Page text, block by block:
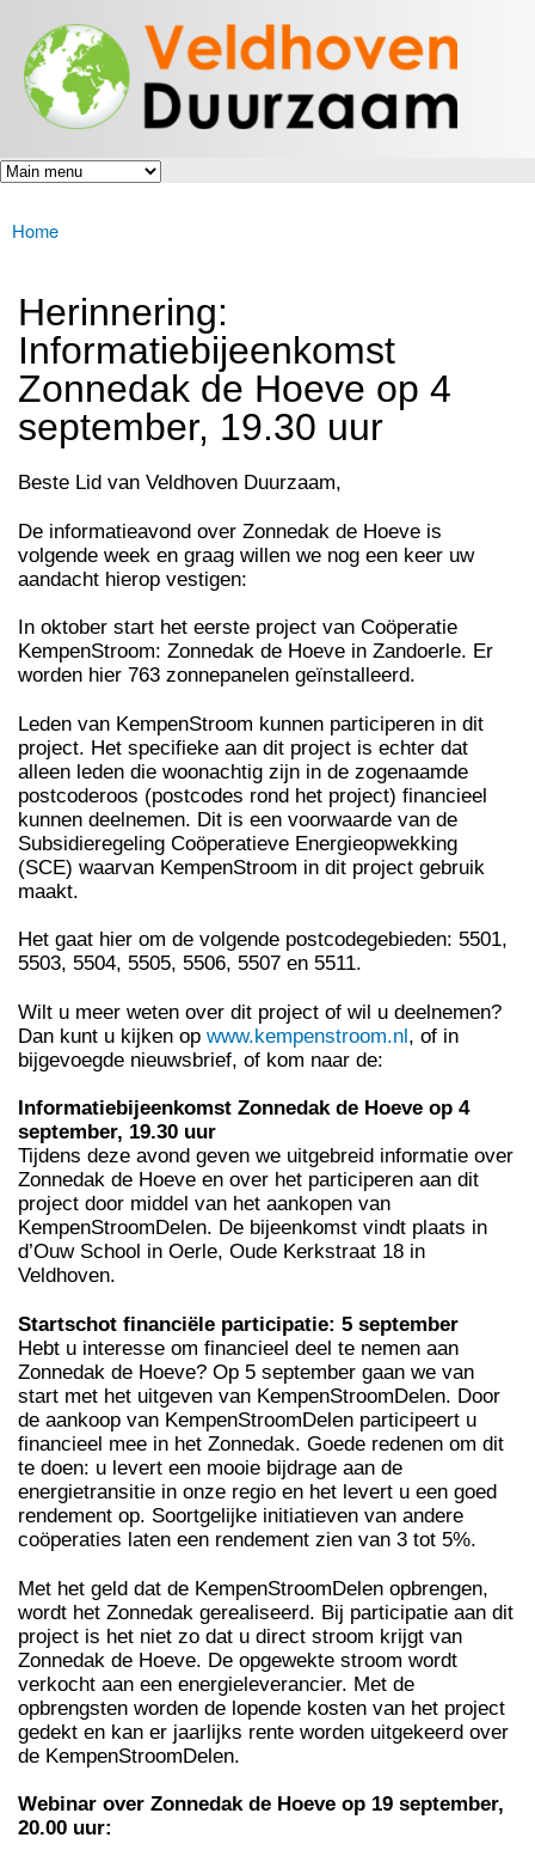
en naar
de inhoud
gaan
Veldhoven
Duurzaam
Energiek
naar de
toekomst
U bent hier
Home
Herinnering:
Informatiebijeenkomst
Zonnedak de Hoeve op 4
september, 19.30 uur
Beste Lid van Veldhoven Duurzaam,
De informatieavond over Zonnedak de Hoeve is
volgende week en graag willen we nog een keer uw
aandacht hierop vestigen:
In oktober start het eerste project van Coöperatie
KempenStroom: Zonnedak de Hoeve in Zandoerle. Er
worden hier 763 zonnepanelen geïnstalleerd.
Leden van KempenStroom kunnen participeren in dit
project. Het specifieke aan dit project is echter dat
alleen leden die woonachtig zijn in de zogenaamde
postcoderoos (postcodes rond het project) financieel
kunnen deelnemen. Dit is een voorwaarde van de
Subsidieregeling Coöperatieve Energieopwekking
(SCE) waarvan KempenStroom in dit project gebruik
maakt.
Het gaat hier om de volgende postcodegebieden: 5501,
5503, 5504, 5505, 5506, 5507 en 5511.
Wilt u meer weten over dit project of wil u deelnemen?
Dan kunt u kijken op www.kempenstroom.nl, of in
bijgevoegde nieuwsbrief, of kom naar de:
Informatiebijeenkomst Zonnedak de Hoeve op 4
september, 19.30 uur
Tijdens deze avond geven we uitgebreid informatie over
Zonnedak de Hoeve en over het participeren aan dit
project door middel van het aankopen van
KempenStroomDelen. De bijeenkomst vindt plaats in
d’Ouw School in Oerle, Oude Kerkstraat 18 in
Veldhoven.
Startschot financiële participatie: 5 september
Hebt u interesse om financieel deel te nemen aan
Zonnedak de Hoeve? Op 5 september gaan we van
start met het uitgeven van KempenStroomDelen. Door
de aankoop van KempenStroomDelen participeert u
financieel mee in het Zonnedak. Goede redenen om dit
te doen: u levert een mooie bijdrage aan de
energietransitie in onze regio en het levert u een goed
rendement op. Soortgelijke initiatieven van andere
coöperaties laten een rendement zien van 3 tot 5%.
Met het geld dat de KempenStroomDelen opbrengen,
wordt het Zonnedak gerealiseerd. Bij participatie aan dit
project is het niet zo dat u direct stroom krijgt van
Zonnedak de Hoeve. De opgewekte stroom wordt
verkocht aan een energieleverancier. Met de
opbrengsten worden de lopende kosten van het project
gedekt en kan er jaarlijks rente worden uitgekeerd over
de KempenStroomDelen.
Webinar over Zonnedak de Hoeve op 19 september,
20.00 uur: